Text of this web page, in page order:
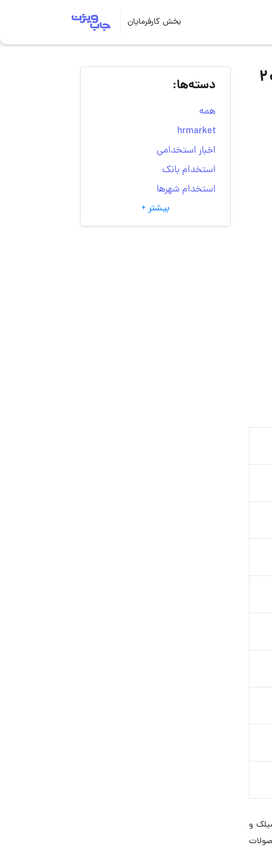
بخش کارفرمایان
صنعتی آفتاب طلایی پرشین | ۲۰
و
دسته‌ها:
همه
hrmarket
اخبار استخدامی
استخدام بانک
استخدام شهرها
انتخاب مسیر شغلی
به‌روزرسانی‌های سایت
بیشتر +